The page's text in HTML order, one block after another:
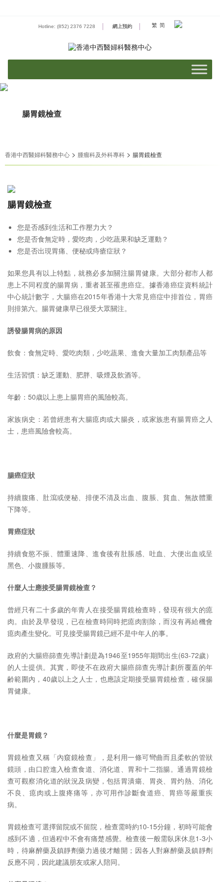
Hotline: (852) 2376 7228 網上預約 繁 简
腸胃鏡檢查
香港中西醫婦科醫務中心 > 腫瘤科及外科專科 > 腸胃鏡檢查
腸胃鏡檢查
您是否感到生活和工作壓力大？
您是否食無定時，愛吃肉，少吃蔬果和缺乏運動？
您是否出現胃痛、便秘或痔瘡症狀？
如果您具有以上特點，就務必多加關注腸胃健康。大部分都市人都
患上不同程度的腸胃病，重者甚至罹患癌症。據香港癌症資料統計
中心統計數字，大腸癌在2015年香港十大常見癌症中排首位，胃癌
則排第六。腸胃健康早已很受大眾關注。
誘發腸胃病的原因
飲食：食無定時、愛吃肉類，少吃蔬果、進食大量加工肉類產品等
生活習慣：缺乏運動、肥胖、吸煙及飲酒等。
年齡：50歳以上患上腸胃癌的風險較高。
家族病史：若曾經患有大腸瘜肉或大腸炎，或家族患有腸胃癌之人
士，患癌風險會較高。
腸癌症狀
持續腹痛、肚瀉或便秘、排便不清及出血、腹脹、貧血、無故體重
下降等。
胃癌症狀
持續食慾不振、體重速降、進食後有肚脹感、吐血、大便出血或呈
黑色、小腹腫脹等。
什麼人士應接受腸胃鏡檢查？
曾經只有二十多歲的年青人在接受腸胃鏡檢查時，發現有很大的瘜
肉。由於及早發現，已在檢查時同時把瘜肉割除，而沒有再給機會
瘜肉產生變化。可見接受腸胃鏡已經不是中年人的事。
政府的大腸癌篩查先導計劃是為1946至1955年期間出生(63-72歲）
的人士提供。其實，即使不在政府大腸癌篩查先導計劃所覆蓋的年
齢範圍內，40歲以上之人士，也應該定期接受腸胃鏡檢查，確保腸
胃健康。
什麼是胃鏡？
胃鏡檢查又稱「內窺鏡檢查」，是利用一條可彎曲而且柔軟的管狀
鏡頭，由口腔進入檢查食道、消化道、胃和十二指腸。通過胃鏡檢
查可觀察消化道的狀況及病變，包括胃潰瘍、胃炎、胃灼熱、消化
不良、瘜肉或上腹疼痛等，亦可用作診斷食道癌、胃癌等嚴重疾
病。
胃鏡檢查可選擇留院或不留院，檢查需時約10-15分鐘，初時可能會
感到不適，但過程中不會有痛楚感覺。檢查後一般需臥床休息1-3小
時，待麻醉藥及鎮靜劑藥力過後才離開；因各人對麻醉藥及鎮靜劑
反應不同，因此建議朋友或家人陪同。